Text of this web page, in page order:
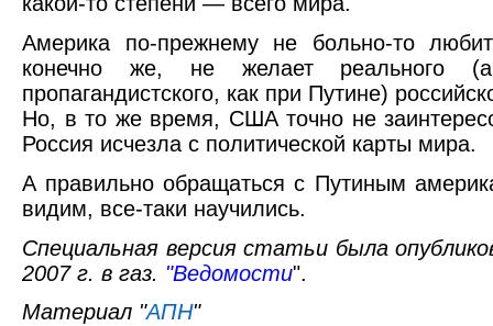
Америка по-прежнему не больно-то
конечно же, не желает реального
пропагандистского, как при Путине)
Но, в то же время, США точно не
Россия исчезла с политической карты мира.
А правильно обращаться с Путиным
видим, все-таки научились.
Специальная версия статьи была
2007 г. в газ. "Ведомости".
Материал "АПН"